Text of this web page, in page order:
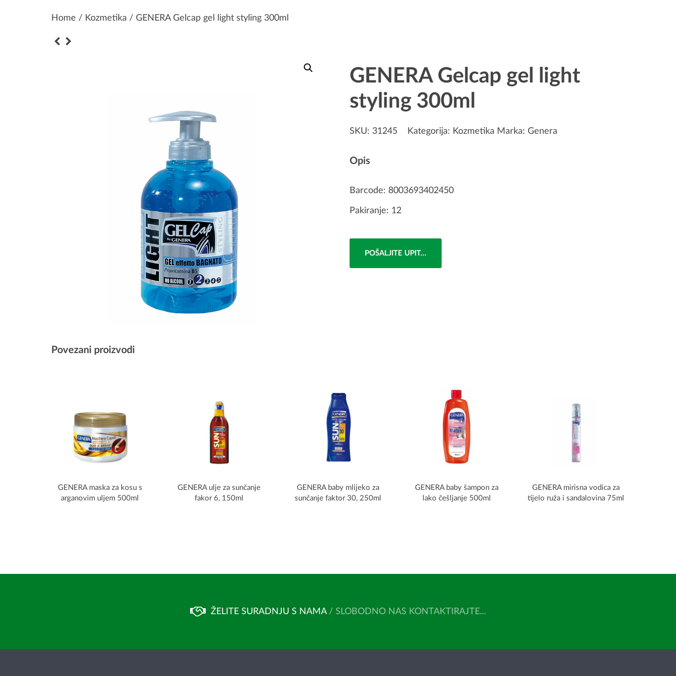
Home / Kozmetika / GENERA Gelcap gel light styling 300ml
GENERA Gelcap gel light
styling 300ml
SKU: 31245 Kategorija: Kozmetika Marka: Genera
Opis
Barcode: 8003693402450
Pakiranje: 12
POŠALJITE UPIT...
Povezani proizvodi
GENERA maska za kosu s
arganovim uljem 500ml
GENERA ulje za sunčanje
fakor 6, 150ml
GENERA baby mlijeko za
sunčanje faktor 30, 250ml
GENERA baby šampon za
lako češljanje 500ml
GENERA mirisna vodica za
tijelo ruža i sandalovina 75ml
ŽELITE SURADNJU S NAMA / SLOBODNO NAS KONTAKTIRAJTE...